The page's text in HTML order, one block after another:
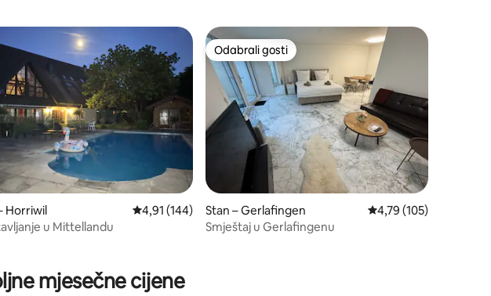
5/5, recenzija: 39
Horriwil Prosječna ocjena: 4,91/5, recenzija: 144
4,91 (144)
u Mittellandu
Odabrali gosti
Odabrali gosti
Stan – Gerlafingen Prosječna ocjena:
4,79 (105)
Smještaj u Gerlafingenu
mjesečne cijene